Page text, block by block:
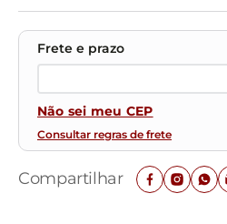
Não sei meu CEP
Consultar regras de frete
Compartilhar